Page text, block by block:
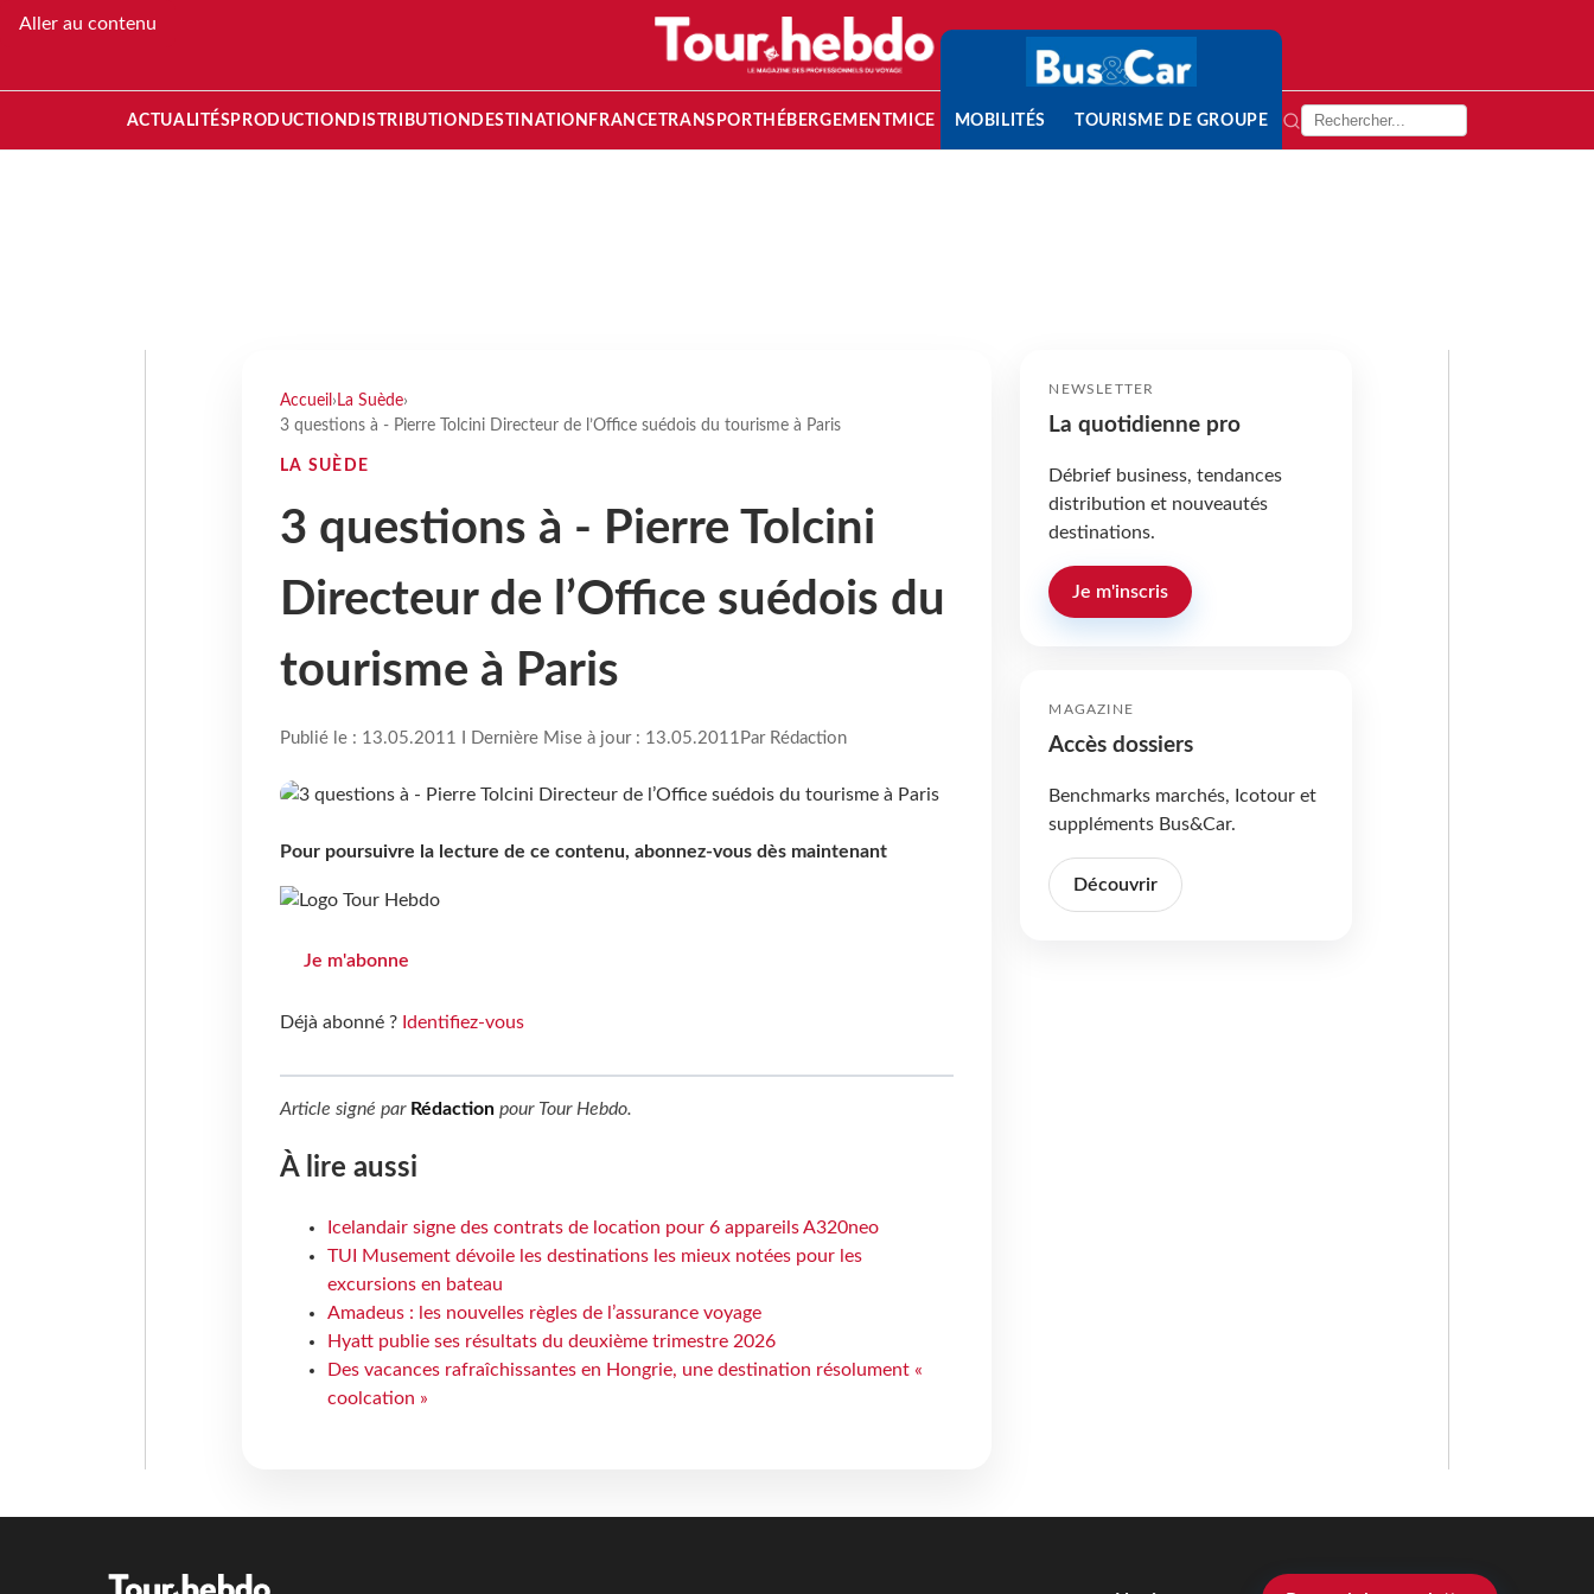
Aller au contenu
ACTUALITÉS PRODUCTION DISTRIBUTION DESTINATION FRANCETRANSPORT HÉBERGEMENTMICE MOBILITÉS TOURISME DE GROUPE
Accueil › La Suède›
3 questions à - Pierre Tolcini Directeur de l’Office suédois du tourisme à Paris
LA SUÈDE
3 questions à - Pierre Tolcini
Directeur de l’Office suédois du
tourisme à Paris
Publié le : 13.05.2011 I Dernière Mise à jour : 13.05.2011 Par Rédaction
Pour poursuivre la lecture de ce contenu, abonnez-vous dès maintenant
Je m'abonne
Déjà abonné ? Identifiez-vous
Article signé par Rédactionpour Tour Hebdo.
À lire aussi
Icelandair signe des contrats de location pour 6 appareils A320neo
TUI Musement dévoile les destinations les mieux notées pour les
excursions en bateau
Amadeus : les nouvelles règles de l’assurance voyage
Hyatt publie ses résultats du deuxième trimestre 2026
Des vacances rafraîchissantes en Hongrie, une destination résolument «
coolcation »
NEWSLETTER
La quotidienne pro
Débrief business, tendances
distribution et nouveautés
destinations.
Je m'inscris
MAGAZINE
Accès dossiers
Benchmarks marchés, Icotour et
suppléments Bus&Car.
Découvrir